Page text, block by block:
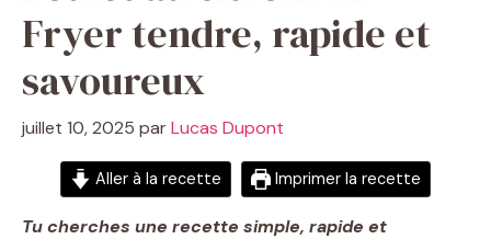
Fryer tendre, rapide et
savoureux
juillet 10, 2025 parLucas Dupont
Aller à la recette Imprimer la recette
Tu cherches une recette simple, rapide et